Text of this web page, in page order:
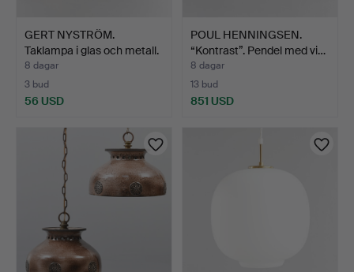
GERT NYSTRÖM.
Taklampa i glas och metall.
…
8 dagar
3 bud
56 USD
POUL HENNINGSEN.
“Kontrast”. Pendel med vi…
8 dagar
13 bud
851 USD